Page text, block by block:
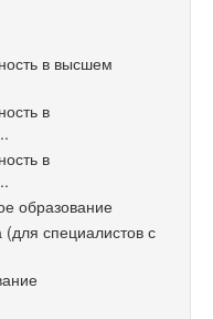
в высшем
в
в
образование
(для специалистов с